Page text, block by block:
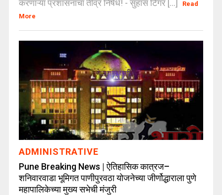
करणाऱ्या प्रशासनाचा तीव्र निषेध! - सुहास टिंगर [...]
Read
More
ADMINISTRATIVE
Pune Breaking News | ऐतिहासिक कात्रज–
शनिवारवाडा भूमिगत पाणीपुरवठा योजनेच्या जीर्णोद्धाराला पुणे
महापालिकेच्या मुख्य सभेची मंजुरी